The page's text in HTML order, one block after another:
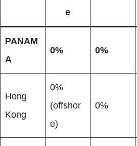
e
PANAM
A
0% 0%
Hong
Kong
0%
(offshor
e)
0%